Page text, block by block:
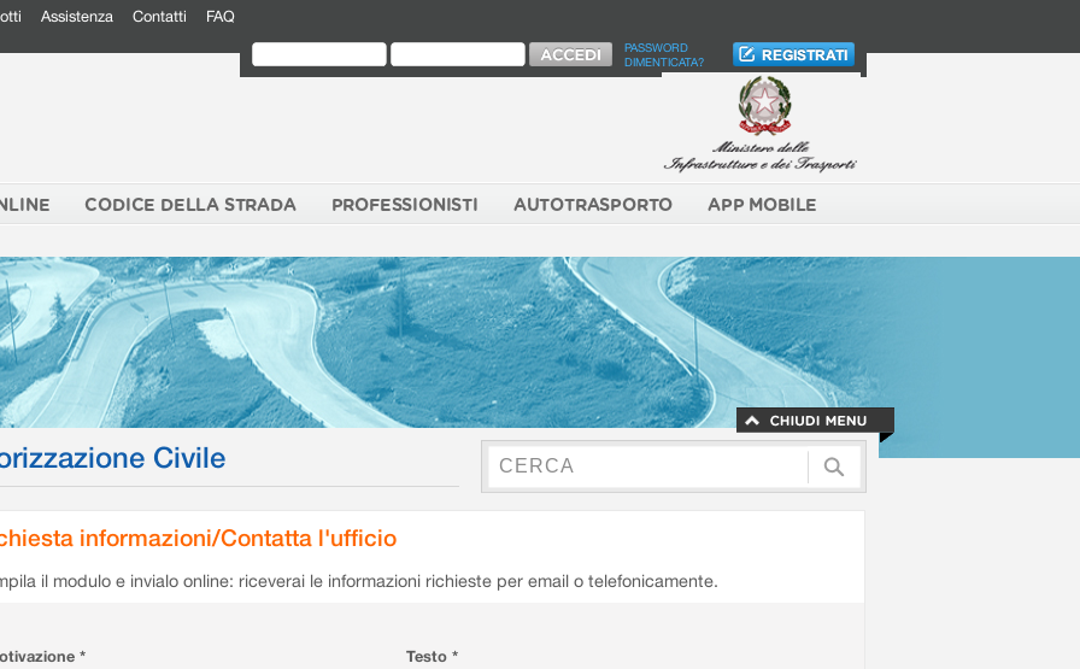
Assistenza Contatti FAQ
PASSWORD
DIMENTICATA?
CODICE DELLA STRADA PROFESSIONISTI AUTOTRASPORTO APP MOBILE
Civile
informazioni/Contatta l'ufficio
il modulo e invialo online: riceverai le informazioni richieste per email o telefonicamente.
* Testo *